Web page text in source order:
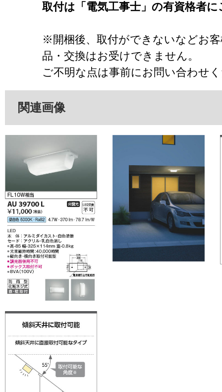
取付は「電気工事士」の有資格者
※開梱後、取付ができないなどお
品・交換はお受けできません。
ご不明な点は事前にお問い合わせ
関連画像